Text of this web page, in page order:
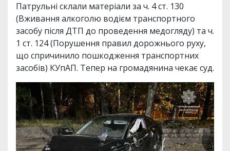
Патрульні склали матеріали за ч. 4 ст. 130
(Вживання алкоголю водієм транспортного
засобу після ДТП до проведення медогляду) та ч.
1 ст. 124 (Порушення правил дорожнього руху,
що спричинило пошкодження транспортних
засобів) КУпАП. Тепер на громадянина чекає суд.